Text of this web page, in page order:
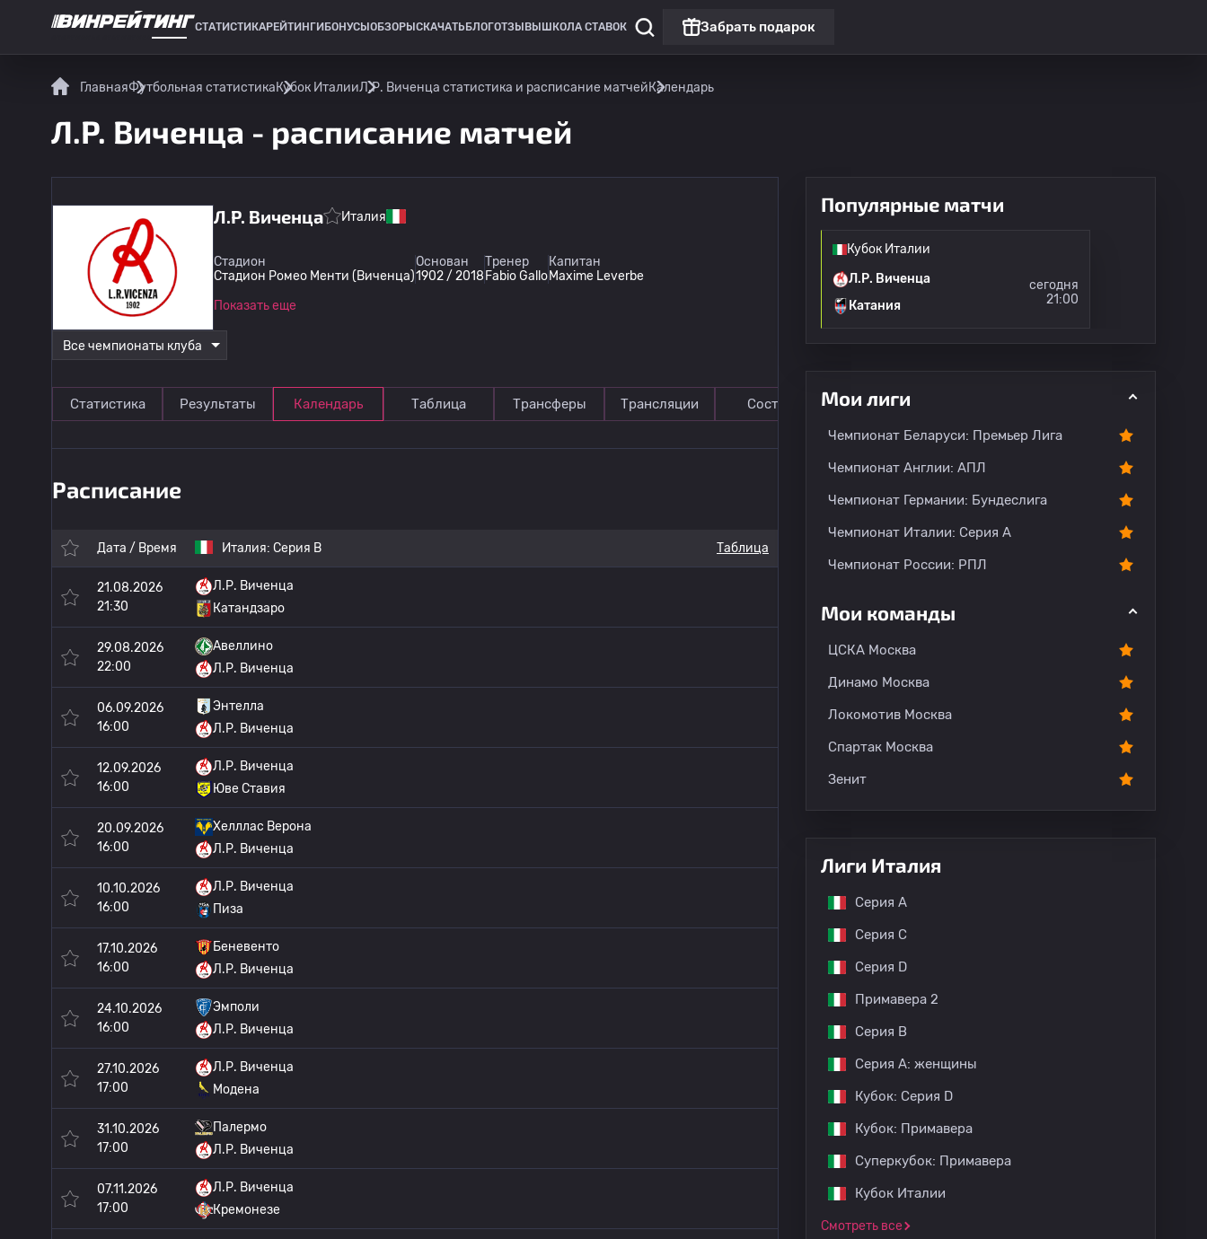
СТАТИСТИКАРЕЙТИНГИ БОНУСЫ ОБЗОРЫ СКАЧАТЬ БЛОГОТЗЫВЫ ШКОЛА СТАВОК Забрать подарок
ГлавнаяФутбольная статистикаКубок ИталииЛ.Р. Виченца статистика и расписание матчейКалендарь
Л.Р. Виченца - расписание матчей
Л.Р. Виченца Италия
Стадион
Стадион Ромео Менти (Виченца)
Основан
1902 / 2018
Тренер
Fabio Gallo
Капитан
Maxime Leverbe
Показать еще
Все чемпионаты клуба
Статистика Результаты Календарь Таблица Трансферы Трансляции Состав
Расписание
Дата / Время Италия: Серия B Таблица
21.08.2026
21:30
Л.Р. Виченца
Катандзаро
29.08.2026
22:00
Авеллино
Л.Р. Виченца
06.09.2026
16:00
Энтелла
Л.Р. Виченца
12.09.2026
16:00
Л.Р. Виченца
Юве Ставия
20.09.2026
16:00
Хелллас Верона
Л.Р. Виченца
10.10.2026
16:00
Л.Р. Виченца
Пиза
17.10.2026
16:00
Беневенто
Л.Р. Виченца
24.10.2026
16:00
Эмполи
Л.Р. Виченца
27.10.2026
17:00
Л.Р. Виченца
Модена
31.10.2026
17:00
Палермо
Л.Р. Виченца
07.11.2026
17:00
Л.Р. Виченца
Кремонезе
Популярные матчи
Кубок Италии
Л.Р. Виченца
Катания
сегодня
21:00
Мои лиги
Чемпионат Беларуси: Премьер Лига
Чемпионат Англии: АПЛ
Чемпионат Германии: Бундеслига
Чемпионат Италии: Серия А
Чемпионат России: РПЛ
Мои команды
ЦСКА Москва
Динамо Москва
Локомотив Москва
Спартак Москва
Зенит
Лиги Италия
Серия А
Серия C
Серия D
Примавера 2
Серия B
Серия A: женщины
Кубок: Серия D
Кубок: Примавера
Суперкубок: Примавера
Кубок Италии
Смотреть все